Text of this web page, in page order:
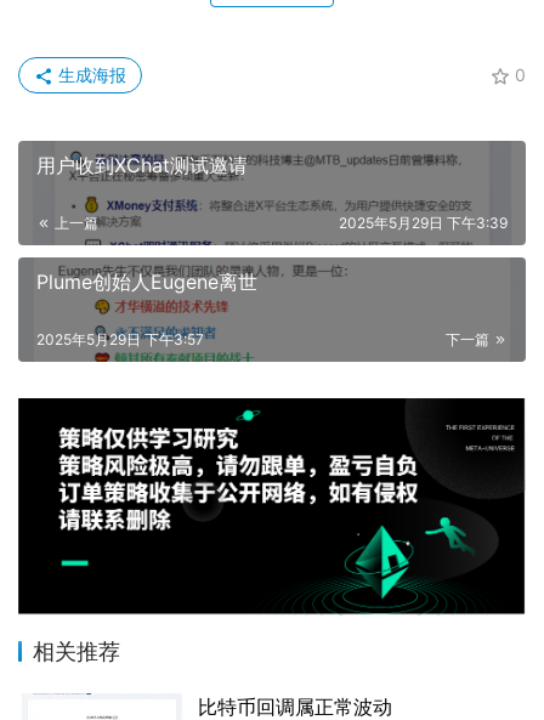
0
生成海报
用户收到XChat测试邀请
上一篇 2025年5月29日 下午3:39
Plume创始人Eugene离世
下一篇
2025年5月29日 下午3:57
相关推荐
比特币回调属正常波动